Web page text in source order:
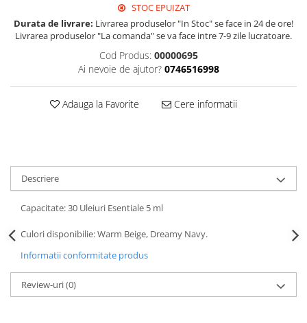
STOC EPUIZAT
Durata de livrare: Livrarea produselor "In Stoc" se face in 24 de ore!
Livrarea produselor "La comanda" se va face intre 7-9 zile lucratoare.
Cod Produs: 00000695
Ai nevoie de ajutor? 0746516998
Adauga la Favorite Cere informatii
Descriere
Capacitate: 30 Uleiuri Esentiale 5 ml
Culori disponibilie: Warm Beige, Dreamy Navy.
Informatii conformitate produs
Review-uri(0)